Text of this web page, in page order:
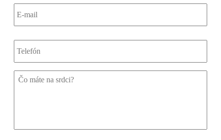
E-
mail *
Telefón
Bez
názvu *